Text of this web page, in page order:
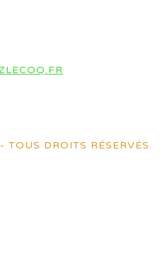
DROITS RÉSERVÉS.